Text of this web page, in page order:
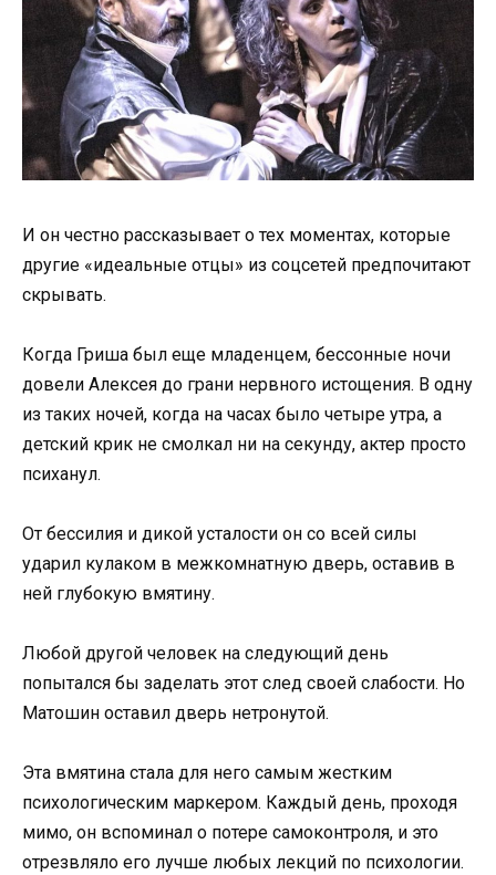
И он честно рассказывает о тех моментах, которые
другие «идеальные отцы» из соцсетей предпочитают
скрывать.
Когда Гриша был еще младенцем, бессонные ночи
довели Алексея до грани нервного истощения. В одну
из таких ночей, когда на часах было четыре утра, а
детский крик не смолкал ни на секунду, актер просто
психанул.
От бессилия и дикой усталости он со всей силы
ударил кулаком в межкомнатную дверь, оставив в
ней глубокую вмятину.
Любой другой человек на следующий день
попытался бы заделать этот след своей слабости. Но
Матошин оставил дверь нетронутой.
Эта вмятина стала для него самым жестким
психологическим маркером. Каждый день, проходя
мимо, он вспоминал о потере самоконтроля, и это
отрезвляло его лучше любых лекций по психологии.